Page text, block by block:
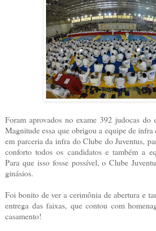
Foram aprovados no exame 392 judocas do
Magnitude essa que obrigou a equipe de infra
em parceria da infra do Clube do Juventus,
conforto todos os candidatos e também a
Para que isso fosse possível, o Clube
ginásios.
Foi bonito de ver a cerimônia de abertura e
entrega das faixas, que contou com
casamento!